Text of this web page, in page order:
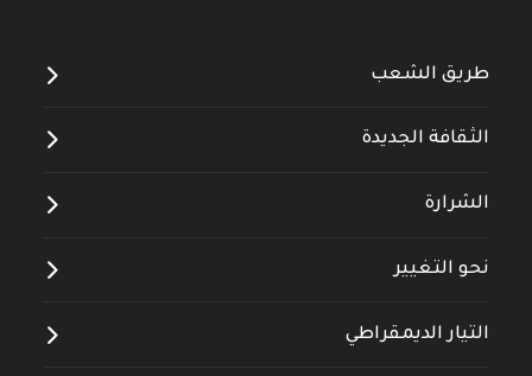
طريق الشعب
الثقافة الجديدة
الشرارة
نحو التغيير
التيار الديمقراطي